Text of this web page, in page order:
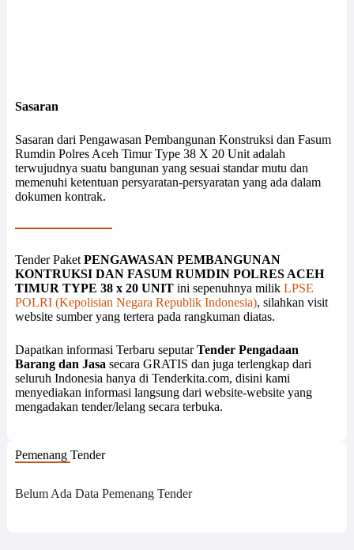
Sasaran
Sasaran dari Pengawasan Pembangunan Konstruksi dan Fasum
Rumdin Polres Aceh Timur Type 38 X 20 Unit adalah
terwujudnya suatu bangunan yang sesuai standar mutu dan
memenuhi ketentuan persyaratan-persyaratan yang ada dalam
dokumen kontrak.
Tender Paket PENGAWASAN PEMBANGUNAN
KONTRUKSI DAN FASUM RUMDIN POLRES ACEH
TIMUR TYPE 38 x 20 UNITini sepenuhnya milik LPSE
POLRI (Kepolisian Negara Republik Indonesia), silahkan visit
website sumber yang tertera pada rangkuman diatas.
Dapatkan informasi Terbaru seputarTender Pengadaan
Barang dan Jasa secara GRATIS dan juga terlengkap dari
seluruh Indonesia hanya di Tenderkita.com, disini kami
menyediakan informasi langsung dari website-website yang
mengadakan tender/lelang secara terbuka.
Pemenang Tender
Belum Ada Data Pemenang Tender